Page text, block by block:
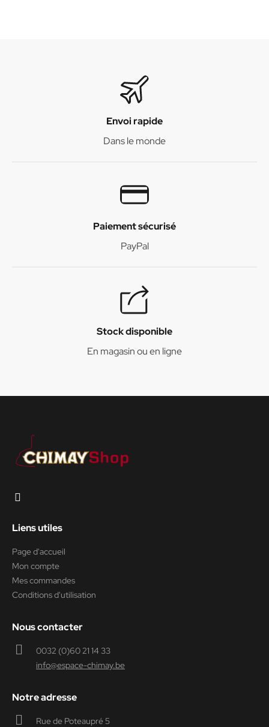
Envoi rapide
Dans le monde
Paiement sécurisé
PayPal
Stock disponible
En magasin ou en ligne
Liens utiles
Page d'accueil
Mon compte
Mes commandes
Conditions d'utilisation
Nous contacter
0032 (0)60 21 14 33
info@espace-chimay.be
Notre adresse
Rue de Poteaupré 5